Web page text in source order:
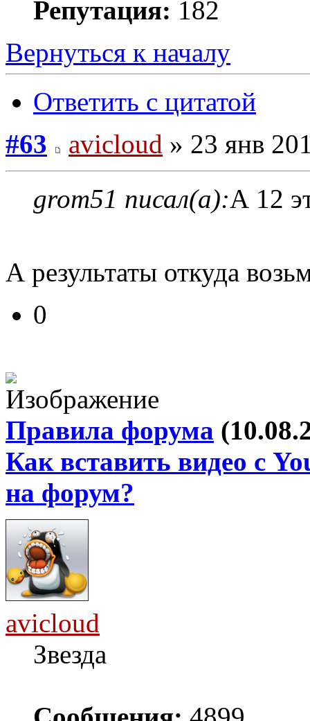
Репутация: 182
Вернуться к началу
Ответить с цитатой
#63
avicloud » 23 янв
grom51 писал(а):А 12
А результаты откуда
0
Правила форума
Как вставить видео с
на форум?
avicloud
Звезда